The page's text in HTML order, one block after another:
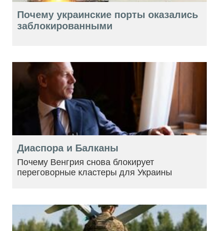
Почему украинские порты оказались
заблокированными
Диаспора и Балканы
Почему Венгрия снова блокирует
переговорные кластеры для Украины